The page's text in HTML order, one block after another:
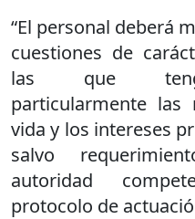
“El personal deberá
cuestiones de
las que
particularmente
vida y los intereses
salvo
autoridad
protocolo de